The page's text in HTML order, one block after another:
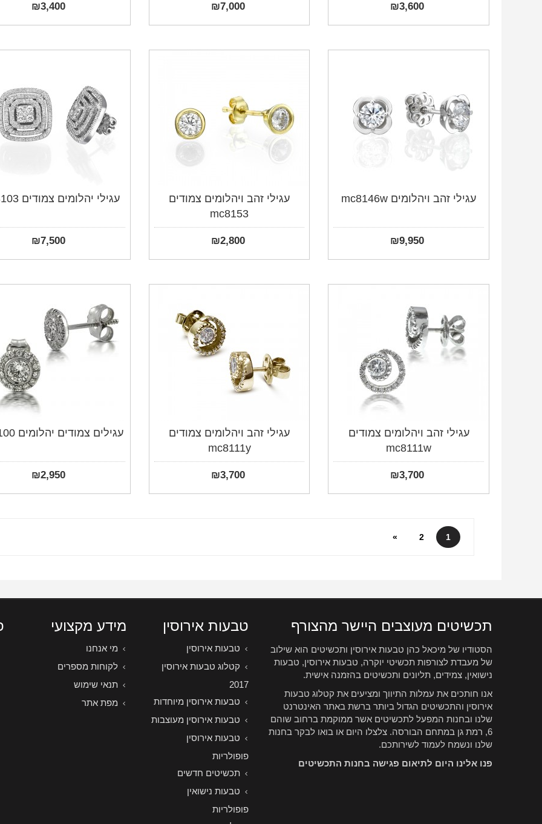
₪3,600
₪7,000
₪3,400
עגילי זהב ויהלומים mc8146w
₪9,950
עגילי זהב ויהלומים צמודים
mc8153
₪2,800
עגילי יהלומים צמודים mc8103
₪7,500
עגילי זהב ויהלומים צמודים
mc8111w
₪3,700
עגילי זהב ויהלומים צמודים
mc8111y
₪3,700
עגילים צמודים יהלומים mc8100
₪2,950
1
2
»
תכשיטים מעוצבים היישר מהצורף
הסטודיו של מיכאל כהן טבעות אירוסין ותכשיטים הוא שילוב
של מעבדת לצורפות תכשיטי יוקרה, טבעות אירוסין, טבעות
נישואין, צמידים, תליונים ותכשיטים בהזמנה אישית.
אנו חותכים את עמלות התיווך ומציעים את קטלוג טבעות
אירוסין והתכשיטים הגדול ביותר ברשת באתר האינטרנט
שלנו ובחנות המפעל לתכשיטים אשר ממוקמת ברחוב שוהם
6, רמת גן במתחם הבורסה. צלצלו היום או בואו לבקר בחנות
שלנו ונשמח לעמוד לשירותכם.
פנו אלינו היום לתיאום פגישה בחנות התכשיטים
טבעות אירוסין
טבעות אירוסין
קטלוג טבעות אירוסין
2017
טבעות אירוסין מיוחדות
טבעות אירוסין מעוצבות
טבעות אירוסין
פופולריות
תכשיטים חדשים
טבעות נישואין
פופולריות
מידע מקצועי
מי אנחנו
לקוחות מספרים
תנאי שימוש
מפת אתר